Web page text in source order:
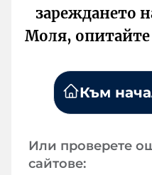
зареждането
Моля,
Към
Или проверете
сайтове: